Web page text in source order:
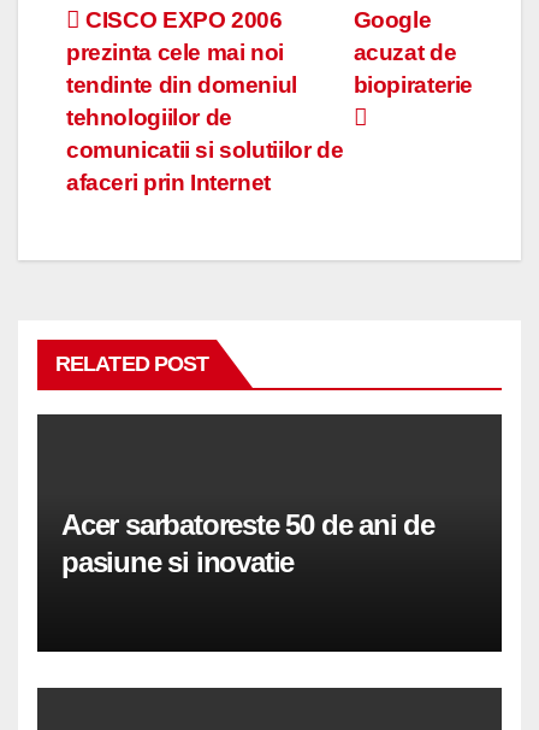
Navigare
în
articole
Google
acuzat de
biopiraterie
CISCO EXPO 2006
prezinta cele mai noi
tendinte din domeniul
tehnologiilor de
comunicatii si solutiilor de
afaceri prin Internet
RELATED POST
Acer sarbatoreste 50 de ani de
pasiune si inovatie